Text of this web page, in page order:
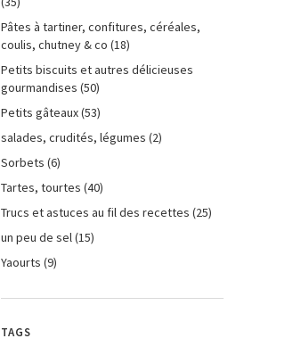
Pâtes à tartiner, confitures, céréales,
coulis, chutney & co (18)
Petits biscuits et autres délicieuses
gourmandises (50)
Petits gâteaux(53)
salades, crudités, légumes (2)
Sorbets (6)
Tartes, tourtes (40)
Trucs et astuces au fil des recettes (25)
un peu de sel(15)
Yaourts (9)
TAGS